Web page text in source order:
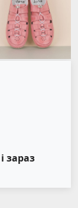
зараз